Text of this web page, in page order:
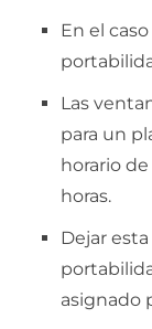
En el
Las
para un
horario
horas.
Dejar
asignado